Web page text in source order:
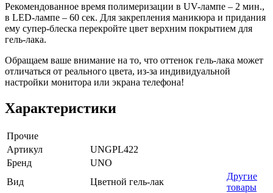
Рекомендованное время полимеризации в UV-лампе – 2 мин.,
в LED-лампе – 60 сек. Для закрепления маникюра и придания
ему супер-блеска перекройте цвет верхним покрытием для
гель-лака.
Обращаем ваше внимание на то, что оттенок гель-лака может
отличаться от реального цвета, из-за индивидуальной
настройки монитора или экрана телефона!
Характеристики
Прочие
Артикул
UNGPL422
Бренд
UNO
Вид
Цветной гель-лак
Другие
товары